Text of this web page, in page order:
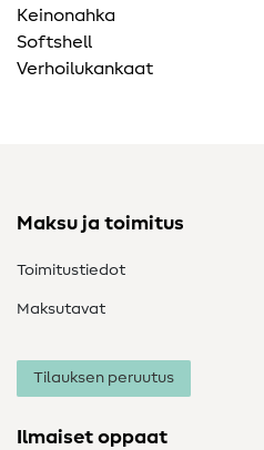
Keinonahka
Softshell
Verhoilukankaat
Maksu ja toimitus
Toimitustiedot
Maksutavat
Tilauksen peruutus
Ilmaiset oppaat